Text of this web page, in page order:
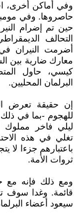
وفي أماكن أخرى،
حاصروها. وفي
حين تم إضرام
التحالف
أضرمت النيران
معارك ضارية بين
كيسي، حاول
البرلمان المحليين.
إن حقيقة تعرض
للهجوم -بما في
ليلي فاخر مملوك
تغلي في هذه
باعتبارهم جزءا لا
ثروات الأمة.
ومع ذلك فإنه مع
قائمة. وغدا سوف
سيعود أعضاء